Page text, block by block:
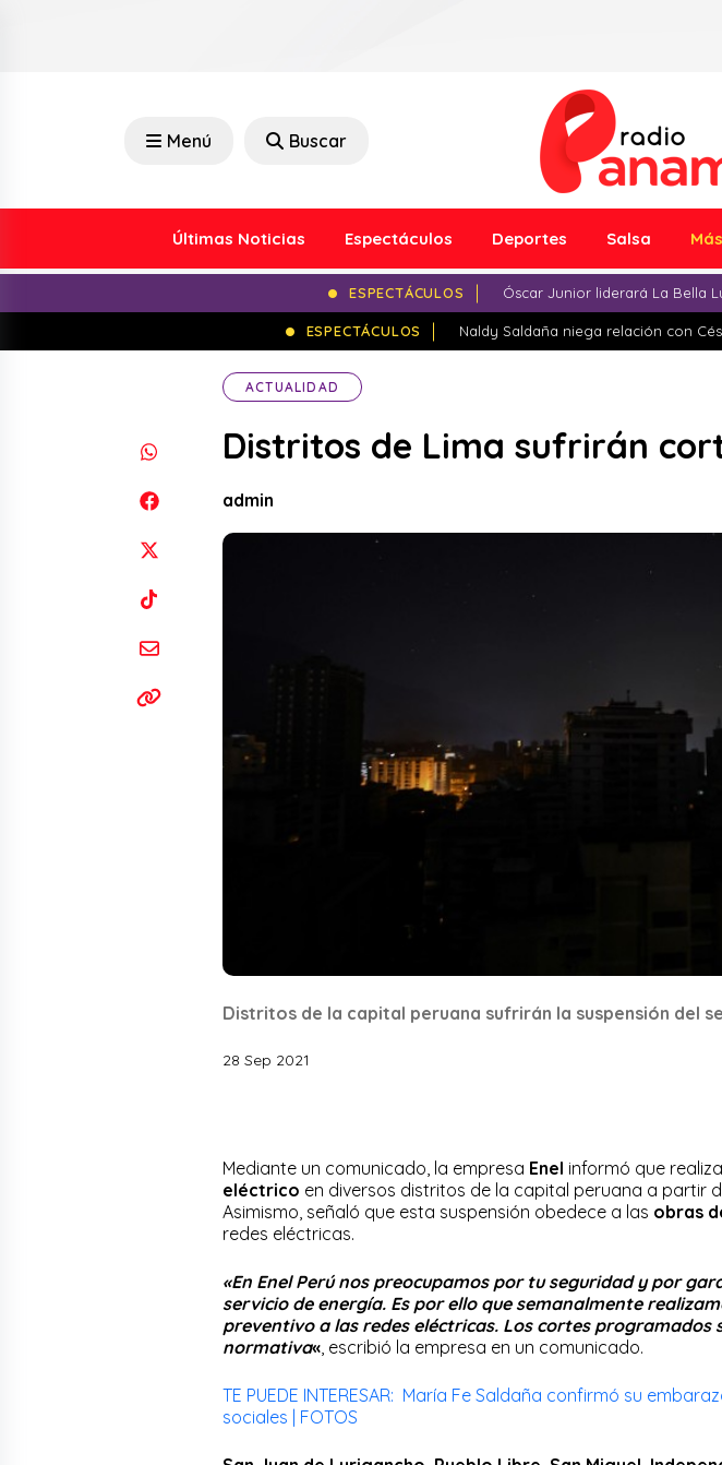
Menú Buscar
Últimas Noticias Espectáculos Deportes Salsa Más
ESPECTÁCULOS Óscar Junior liderará La Bella
ESPECTÁCULOS Naldy Saldaña niega relación con
ACTUALIDAD
Distritos de Lima sufrirán
admin
Distritos de la capital peruana sufrirán la suspensión del
28 Sep 2021
Mediante un comunicado, la empresa Enel informó que
eléctrico en diversos distritos de la capital peruana a partir
Asimismo, señaló que esta suspensión obedece a las obras
redes eléctricas.
«En Enel Perú nos preocupamos por tu seguridad y por
servicio de energía. Es por ello que semanalmente
preventivo a las redes eléctricas. Los cortes programados
normativa« , escribió la empresa en un comunicado.
TE PUEDE INTERESAR: María Fe Saldaña confirmó su
sociales | FOTOS